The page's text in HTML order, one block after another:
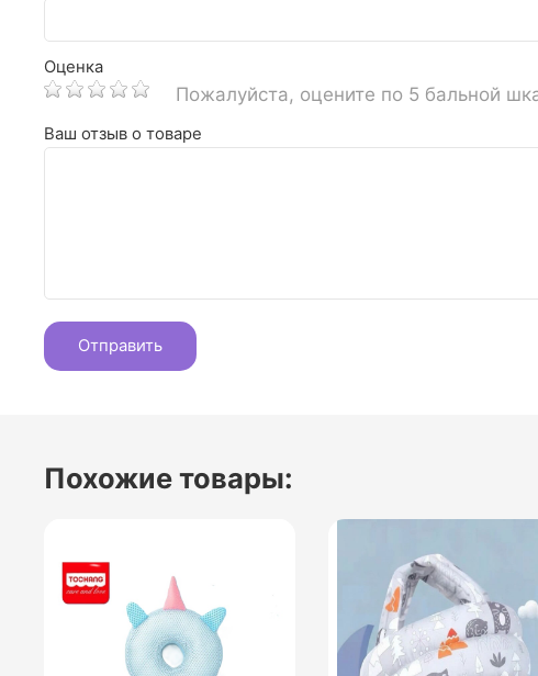
Оценка
Пожалуйста, оцените по 5 бальной
Ваш отзыв о товаре
Похожие товары: